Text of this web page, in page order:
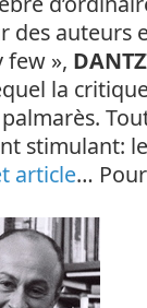
des auteurs
few »,
la
stimulant:
article…